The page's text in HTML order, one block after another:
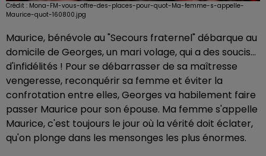
Crédit : Mona-FM-vous-offre-des-places-pour-quot-Ma-femme-s-appelle-
Maurice-quot-160800.jpg
Maurice, bénévole au "Secours fraternel" débarque au
domicile de Georges, un mari volage, qui a des soucis...
d'infidélités ! Pour se débarrasser de sa maîtresse
vengeresse, reconquérir sa femme et éviter la
confrotation entre elles, Georges va habilement faire
passer Maurice pour son épouse. Ma femme s'appelle
Maurice, c'est toujours le jour où la vérité doit éclater,
qu'on plonge dans les mensonges les plus énormes.